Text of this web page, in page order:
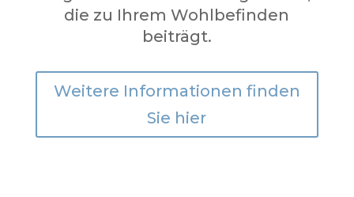
die zu Ihrem Wohlbefinden
beiträgt.
Weitere Informationen finden
Sie hier